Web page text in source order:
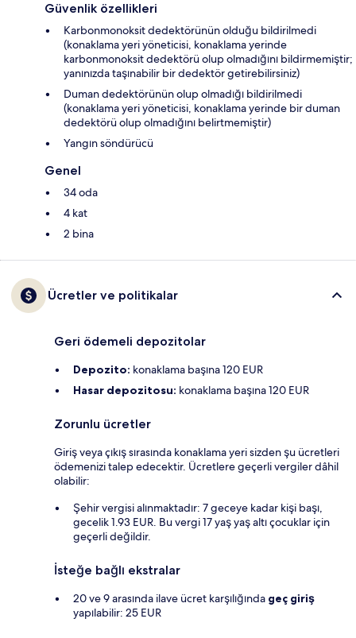
Güvenlik özellikleri
Karbonmonoksit dedektörünün olduğu bildirilmedi
(konaklama yeri yöneticisi, konaklama yerinde
karbonmonoksit dedektörü olup olmadığını bildirmemiştir;
yanınızda taşınabilir bir dedektör getirebilirsiniz)
Duman dedektörünün olup olmadığı bildirilmedi
(konaklama yeri yöneticisi, konaklama yerinde bir duman
dedektörü olup olmadığını belirtmemiştir)
Yangın söndürücü
Genel
34 oda
4 kat
2 bina
Ücretler ve politikalar
Geri ödemeli depozitolar
Depozito: konaklama başına 120 EUR
Hasar depozitosu: konaklama başına 120 EUR
Zorunlu ücretler
Giriş veya çıkış sırasında konaklama yeri sizden şu ücretleri
ödemenizi talep edecektir. Ücretlere geçerli vergiler dâhil
olabilir:
Şehir vergisi alınmaktadır: 7 geceye kadar kişi başı,
gecelik 1.93 EUR. Bu vergi 17 yaş yaş altı çocuklar için
geçerli değildir.
İsteğe bağlı ekstralar
20 ve 9 arasında ilave ücret karşılığında geç giriş
yapılabilir: 25 EUR